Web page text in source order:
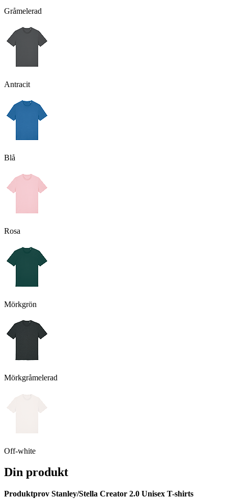
Gråmelerad
Antracit
Blå
Rosa
Mörkgrön
Mörkgråmelerad
Off-white
Din produkt
Produktprov Stanley/Stella Creator 2.0 Unisex T-shirts